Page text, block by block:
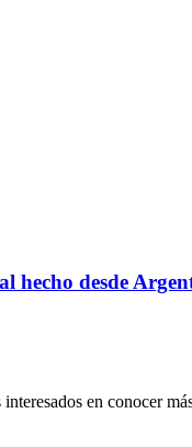
hecho desde
en conocer